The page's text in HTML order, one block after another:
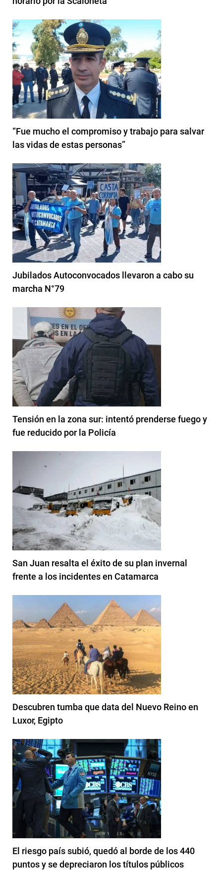
“Fue mucho el compromiso y trabajo para salvar
las vidas de estas personas”
Jubilados Autoconvocados llevaron a cabo su
marcha N°79
Tensión en la zona sur: intentó prenderse fuego y
fue reducido por la Policía
San Juan resalta el éxito de su plan invernal
frente a los incidentes en Catamarca
Descubren tumba que data del Nuevo Reino en
Luxor, Egipto
El riesgo país subió, quedó al borde de los 440
puntos y se depreciaron los títulos públicos